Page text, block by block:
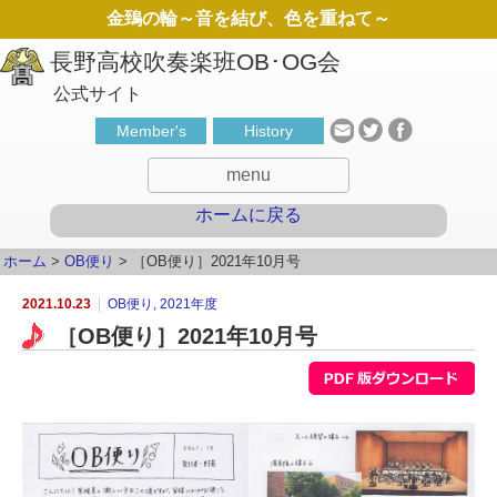
金鵄の輪～音を結び、色を重ねて～
公式サイト
Member's History
menu
ホームに戻る
ホーム > OB便り > ［OB便り］2021年10月号
2021.10.23 OB便り , 2021年度
［OB便り］2021年10月号